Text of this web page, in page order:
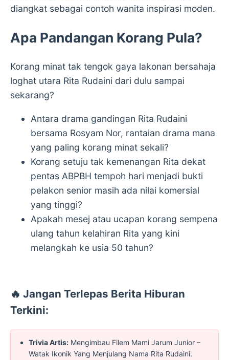
diangkat sebagai contoh wanita inspirasi moden.
Apa Pandangan Korang Pula?
Korang minat tak tengok gaya lakonan bersahaja
loghat utara Rita Rudaini dari dulu sampai
sekarang?
Antara drama gandingan Rita Rudaini
bersama Rosyam Nor, rantaian drama mana
yang paling korang minat sekali?
Korang setuju tak kemenangan Rita dekat
pentas ABPBH tempoh hari menjadi bukti
pelakon senior masih ada nilai komersial
yang tinggi?
Apakah mesej atau ucapan korang sempena
ulang tahun kelahiran Rita yang kini
melangkah ke usia 50 tahun?
🔥 Jangan Terlepas Berita Hiburan
Terkini:
Trivia Artis: Mengimbau Filem Mami Jarum Junior –
Watak Ikonik Yang Menjulang Nama Rita Rudaini.